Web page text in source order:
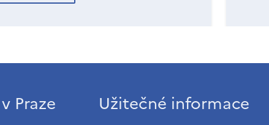
Praze Užitečné informace